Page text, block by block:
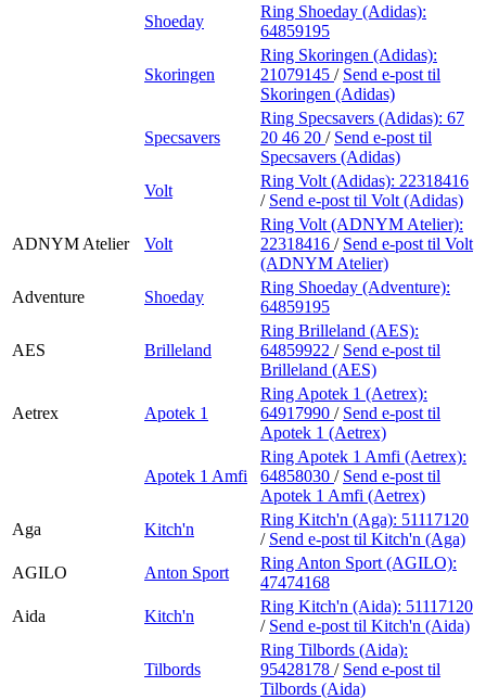
Shoeday
Ring Shoeday (Adidas):
64859195
Skoringen
Ring Skoringen (Adidas):
21079145 / Send e-post til
Skoringen (Adidas)
Specsavers
Ring Specsavers (Adidas): 67
20 46 20 / Send e-post til
Specsavers (Adidas)
Volt
Ring Volt (Adidas): 22318416
/ Send e-post til Volt (Adidas)
ADNYM Atelier Volt
Ring Volt (ADNYM Atelier):
22318416 / Send e-post til Volt
(ADNYM Atelier)
Adventure
Shoeday
Ring Shoeday (Adventure):
64859195
AES Brilleland
Ring Brilleland (AES):
64859922 / Send e-post til
Brilleland (AES)
Aetrex Apotek 1
Ring Apotek 1 (Aetrex):
64917990 / Send e-post til
Apotek 1 (Aetrex)
Apotek 1 Amfi
Ring Apotek 1 Amfi (Aetrex):
64858030 / Send e-post til
Apotek 1 Amfi (Aetrex)
Aga
Kitch'n
Ring Kitch'n (Aga): 51117120
/ Send e-post til Kitch'n (Aga)
AGILO
Anton Sport
Ring Anton Sport (AGILO):
47474168
Aida
Kitch'n
Ring Kitch'n (Aida): 51117120
/ Send e-post til Kitch'n (Aida)
Tilbords
Ring Tilbords (Aida):
95428178 / Send e-post til
Tilbords (Aida)